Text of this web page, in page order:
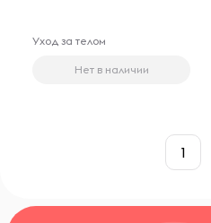
Уход за телом
Нет в наличии
1